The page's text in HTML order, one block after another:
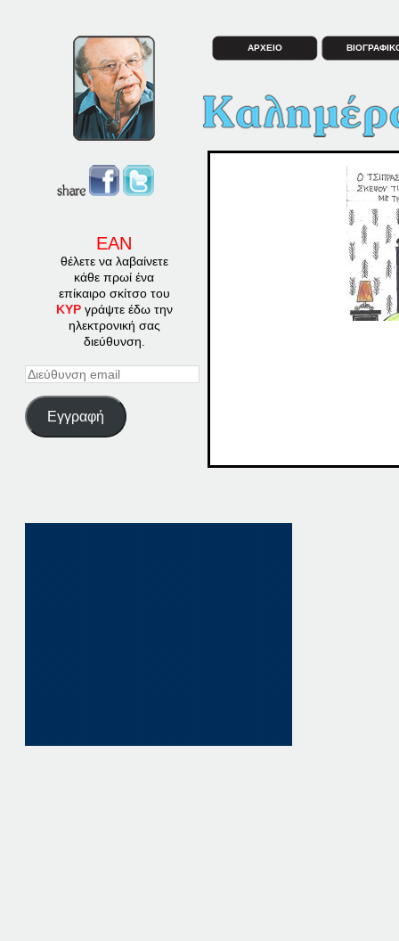
ΕΑΝ
θέλετε να λαβαίνετε
κάθε πρωί ένα
επίκαιρο σκίτσο του
ΚΥΡγράψτε έδω την
ηλεκτρονική σας
διεύθυνση.
Διεύθυνση
Εγγραφή
ΑΡΧΕΙΟ